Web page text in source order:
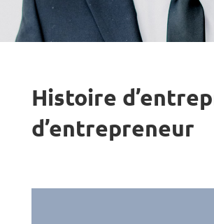
Histoire
d’entrepreneur